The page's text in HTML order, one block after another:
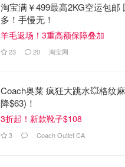
淘宝满￥499最高2KG空运包邮
多！手慢无！
羊毛返场！3重高额保障叠加
23 20 淘宝网
Coach奥莱 疯狂大跳水💥格纹
降$63)！
3折起！新款靴子$108
3 Coach Outlet CA